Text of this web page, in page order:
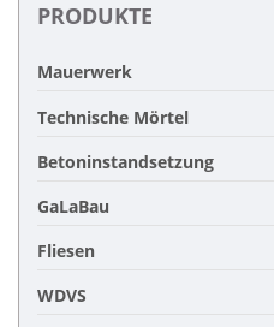
PRODUKTE
Mauerwerk
Technische Mörtel
Betoninstandsetzung
GaLaBau
Fliesen
WDVS